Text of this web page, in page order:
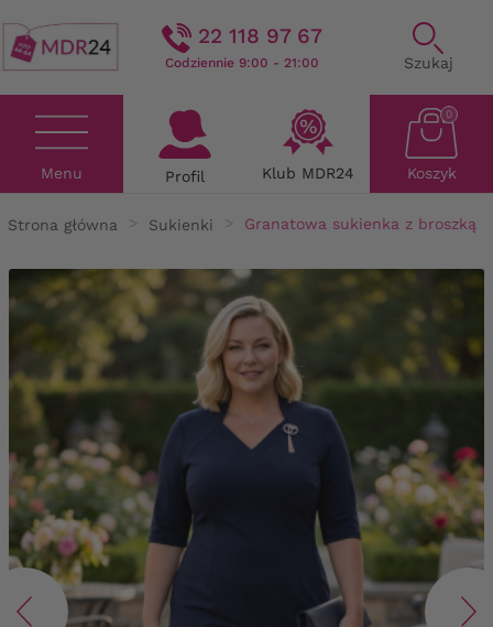
22 118 97 67
Codziennie 9:00 - 21:00 Szukaj
Menu Profil Klub MDR24 Koszyk
0
Strona główna Sukienki Granatowa sukienka z broszką